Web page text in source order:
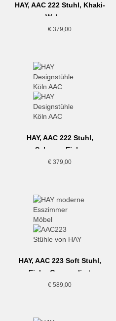
HAY, AAC 222 Stuhl, Khaki-
Walnuss
€ 379,00
HAY, AAC 222 Stuhl,
Schwarz-Eiche
€ 379,00
HAY, AAC 223 Soft Stuhl,
Eiche-Grau meliert
€ 589,00